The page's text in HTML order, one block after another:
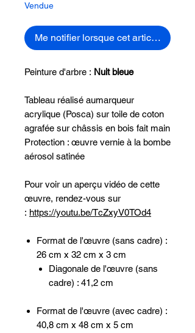
Vendue
Me notifier lorsque cet article est
Peinture d'arbre : Nuit bleue
Tableau réalisé aumarqueur
acrylique (Posca) sur toile de coton
agrafée sur châssis en bois fait main
Protection : œuvre vernie à la bombe
aérosol satinée
Pour voir un aperçu vidéo de cette
œuvre, rendez-vous sur
: https://youtu.be/TcZxyV0TOd4
Format de l'œuvre (sans cadre) :
26 cm x 32 cm x 3 cm
Diagonale de l'œuvre (sans
cadre) : 41,2 cm
Format de l'œuvre (avec cadre) :
40,8 cm x 48 cm x 5 cm